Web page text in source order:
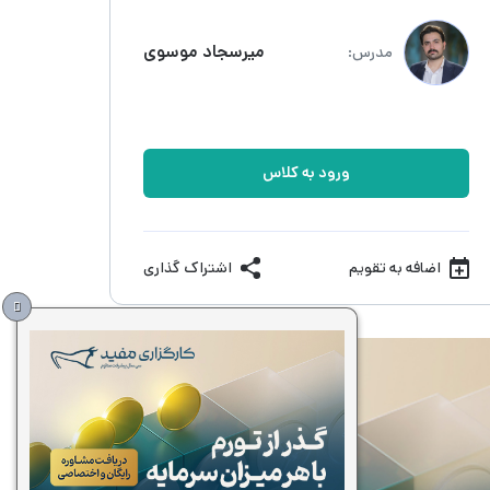
مدرس: میرسجاد موسوی
ورود به کلاس
اضافه به تقویم اشتراک گذاری